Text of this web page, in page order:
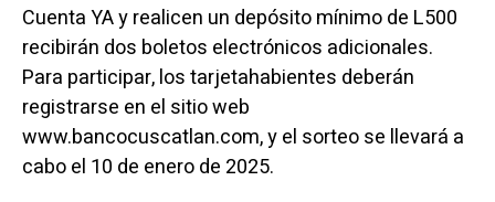
Cuenta YA y realicen un depósito mínimo de L500
recibirán dos boletos electrónicos adicionales.
Para participar, los tarjetahabientes deberán
registrarse en el sitio web
www.bancocuscatlan.com, y el sorteo se llevará a
cabo el 10 de enero de 2025.